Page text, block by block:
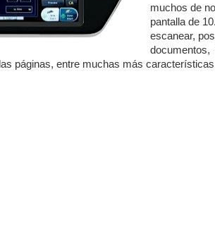
muchos de
pantalla de
escanear,
documentos,
páginas, entre muchas más